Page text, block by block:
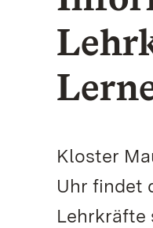
Kloster
Uhr findet
Lehrkräfte